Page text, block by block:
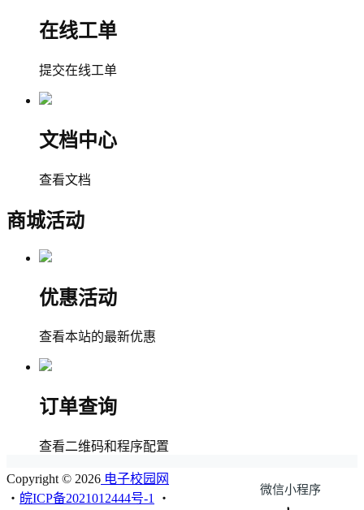
在线工单
提交在线工单
文档中心
查看文档
商城活动
优惠活动
查看本站的最新优惠
订单查询
查看二维码和程序配置
微信小程序
Copyright © 2026 电子校园网
・ 皖ICP备2021012444号-1 ・